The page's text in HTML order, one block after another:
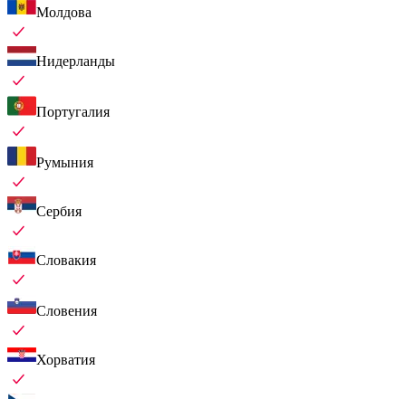
Молдова
Нидерланды
Португалия
Румыния
Сербия
Словакия
Словения
Хорватия